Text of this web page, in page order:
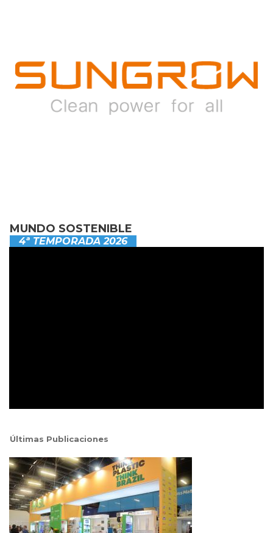
MUNDO SOSTENIBLE
4ª TEMPORADA 2026
Últimas Publicaciones